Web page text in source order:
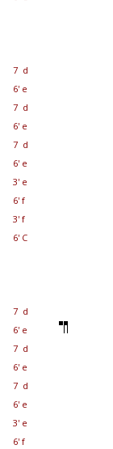
7 d
6' e
7 d
6' e
7 d
6' e
3' e
6' f
3' f
6' C
7 d
6' e
7 d
6' e
7 d
6' e
3' e
6' f